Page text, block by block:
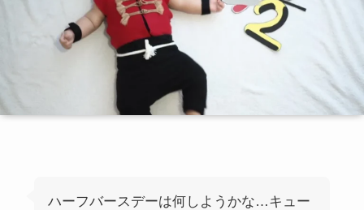
ハーフバースデーは何しようかな…キュー